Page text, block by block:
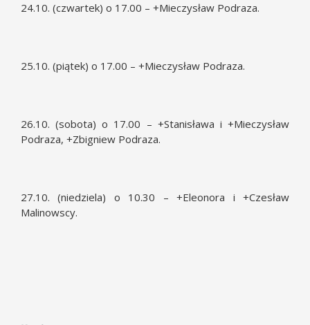
24.10. (czwartek) o 17.00 – +Mieczysław Podraza.
25.10. (piątek) o 17.00 – +Mieczysław Podraza.
26.10. (sobota) o 17.00 – +Stanisława i +Mieczysław
Podraza, +Zbigniew Podraza.
27.10. (niedziela) o 10.30 – +Eleonora i +Czesław
Malinowscy.